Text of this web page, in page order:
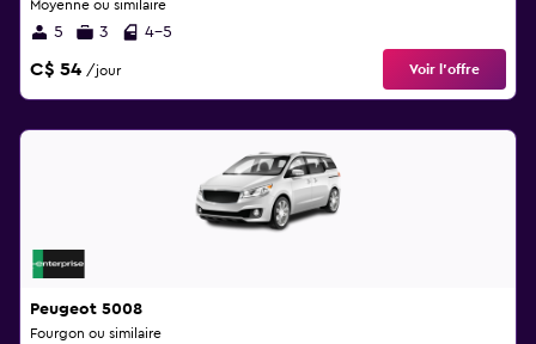
Moyenne ou similaire
5 3 4-5
C$ 54 /jour Voir l’offre
Peugeot 5008
Fourgon ou similaire